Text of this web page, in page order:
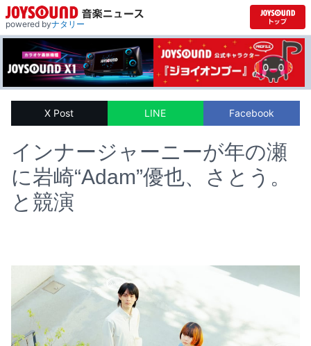
powered byナタリー
X Post LINE Facebook
インナージャーニーが年の瀬
に岩崎“Adam”優也、さとう。
と競演